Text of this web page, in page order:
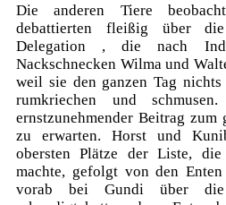
Die anderen Tiere
debattierten fleißig über die
Delegation , die nach
Nackschnecken Wilma und
weil sie den ganzen Tag nichts
rumkriechen und
ernstzunehmender Beitrag
zu erwarten. Horst und
obersten Plätze der Liste,
machte, gefolgt von den
vorab bei Gundi über die